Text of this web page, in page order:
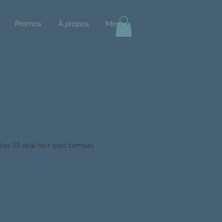
Promos À propos More
50 skaï noir pied compas